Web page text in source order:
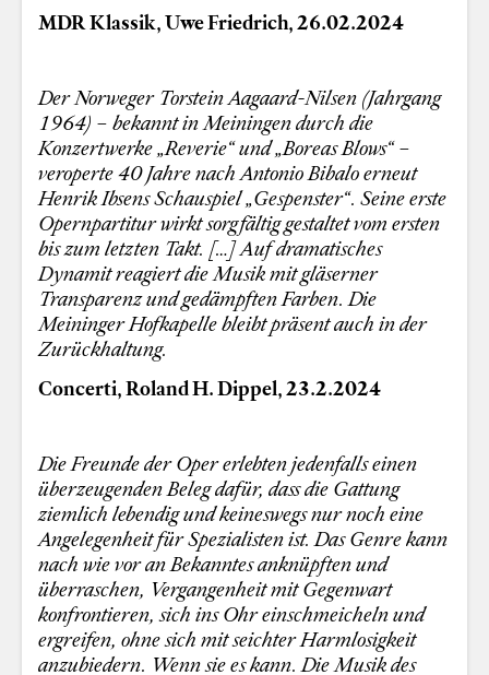
MDR Klassik, Uwe Friedrich, 26.02.2024
Der Norweger Torstein Aagaard-Nilsen (Jahrgang
1964) – bekannt in Meiningen durch die
Konzertwerke „Reverie“ und „Boreas Blows“ –
veroperte 40 Jahre nach Antonio Bibalo erneut
Henrik Ibsens Schauspiel „Gespenster“. Seine erste
Opernpartitur wirkt sorgfältig gestaltet vom ersten
bis zum letzten Takt. […] Auf dramatisches
Dynamit reagiert die Musik mit gläserner
Transparenz und gedämpften Farben. Die
Meininger Hofkapelle bleibt präsent auch in der
Zurückhaltung.
Concerti, Roland H. Dippel, 23.2.2024
Die Freunde der Oper erlebten jedenfalls einen
überzeugenden Beleg dafür, dass die Gattung
ziemlich lebendig und keineswegs nur noch eine
Angelegenheit für Spezialisten ist. Das Genre kann
nach wie vor an Bekanntes anknüpften und
überraschen, Vergangenheit mit Gegenwart
konfrontieren, sich ins Ohr einschmeicheln und
ergreifen, ohne sich mit seichter Harmlosigkeit
anzubiedern. Wenn sie es kann. Die Musik des